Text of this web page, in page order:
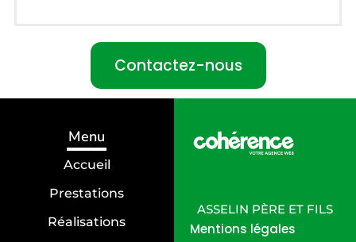
Contactez-nous
Menu
Accueil
Prestations
Réalisations
ASSELIN PÈRE ET FILS
Mentions légales